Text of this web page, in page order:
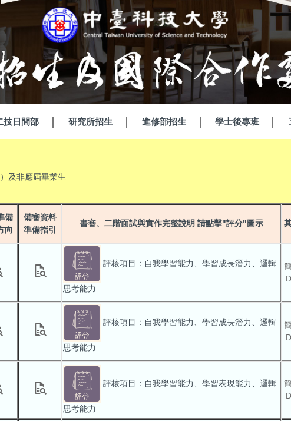
技日間部 研究所招生 進修部招生 學士後專班
及非應屆畢業生
備
向
備審資料
準備指引
書審、二階面試與實作完整說明 請點擊"評分"圖示
quick_reference_all 評核項目：自我學習能力、學習成長潛力、邏輯
思考能力
quick_reference_all 評核項目：自我學習能力、學習成長潛力、邏輯
思考能力
quick_reference_all 評核項目：自我學習能力、學習表現能力、邏輯
思考能力